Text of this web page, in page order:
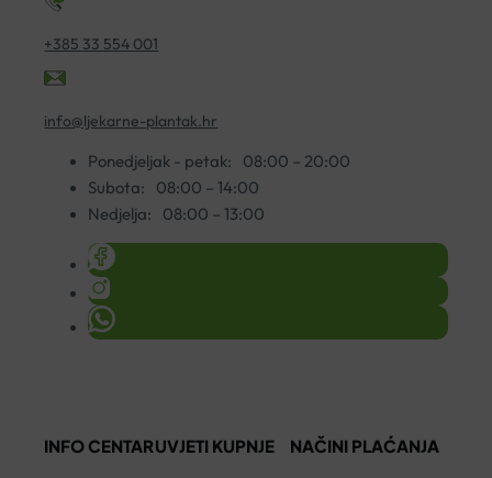
+385 33 554 001
info@ljekarne-plantak.hr
Ponedjeljak - petak:
08:00 – 20:00
Subota:
08:00 – 14:00
Nedjelja:
08:00 – 13:00
INFO CENTARUVJETI KUPNJE NAČINI PLAĆANJA